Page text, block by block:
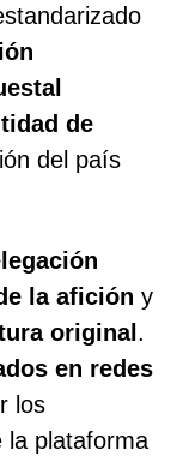
de
del país
la afición y
original .
en redes
los
la plataforma